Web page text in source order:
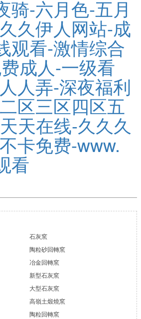
石灰窯
陶粒砂回轉窯
冶金回轉窯
新型石灰窯
大型石灰窯
高嶺土煅燒窯
陶粒回轉窯